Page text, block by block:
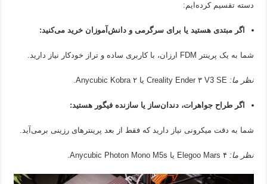
دسته تقسیم کرده‌ایم:
اگر مبتدی هستید یا برای سرگرمی و دانش‌آموزان خرید می‌کنید:
شما به یک پرینتر FDM ارزان، با کاربری ساده و تراز خودکار نیاز دارید.
نظر ما:
اگر طراح جواهرات، دندان‌ساز یا سازنده فیگور هستید:
شما به دقت میکرونی نیاز دارید که فقط از بعد پرینترهای رزینی برمی‌آید.
نظر ما: